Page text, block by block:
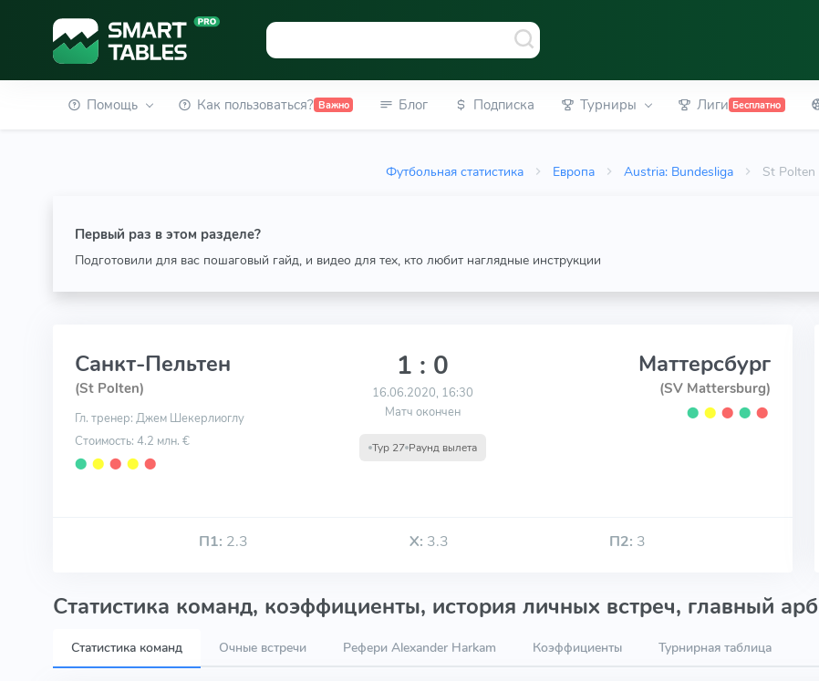
Помощь Как пользоваться? Важно Блог Подписка Турниры Лиги Бесплатно
Футбольная статистика Европа Austria: Bundesliga St
Первый раз в этом разделе?
Подготовили для вас пошаговый гайд, и видео для тех, кто любит наглядные инструкции
Санкт-Пельтен
(St Polten)
Гл. тренер: Джем Шекерлиоглу
Стоимость: 4.2 млн. €
⬤ ⬤ ⬤ ⬤ ⬤
1 : 0
16.06.2020, 16:30
Матч окончен
Тур 27 Раунд вылета
Маттерсбург
(SV Mattersburg)
⬤ ⬤ ⬤ ⬤ ⬤
П1: 2.3 Х: 3.3 П2: 3
Статистика команд, коэффициенты, история личных встреч, главный
Статистика команд Очные встречи Рефери Alexander Harkam Коэффициенты Турнирная таблица